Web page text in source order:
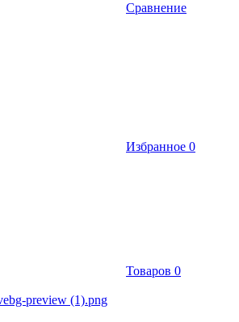
Сравнение
Избранное 0
Товаров 0